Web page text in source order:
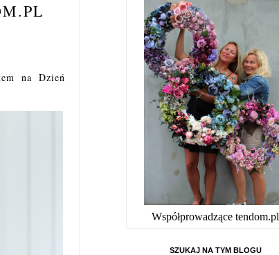
na Dzień
Współprowadzące tendom.pl
SZUKAJ NA TYM BLOGU